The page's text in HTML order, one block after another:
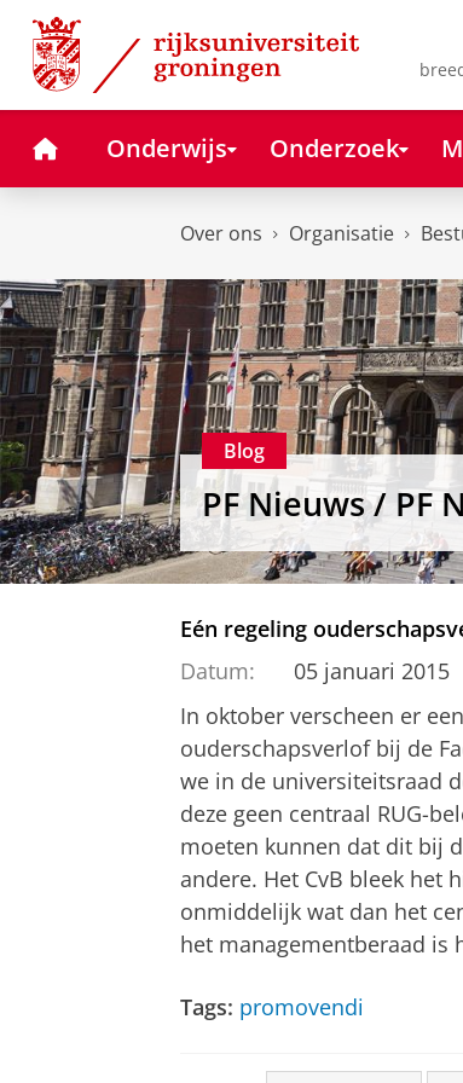
Skip
Content
Skip
Navigation
HomeOnderwijs Onderzoek
Over ons Organisatie
Blog
PF Nieuws / PF
Eén regeling
Datum:
05 januari 2015
In oktober verscheen er
ouderschapsverlof bij de
we in de universiteitsraad
deze geen centraal RUG-
moeten kunnen dat dit bij
andere. Het CvB bleek het
onmiddelijk wat dan het
het managementberaad is
Tags: promovendi